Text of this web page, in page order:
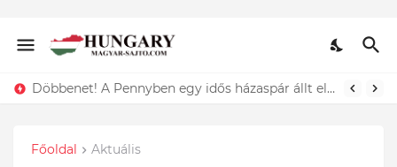
Lefotózták Oláh Ibolyát, amint épp vele csókolózik - EZT nem hiszed el, kinek a karjában kötött ki...ÍME
Főoldal Aktuális